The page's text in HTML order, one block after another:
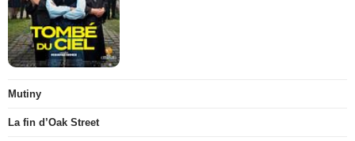
Mutiny
La fin d’Oak Street